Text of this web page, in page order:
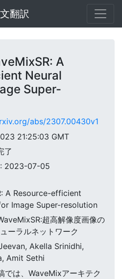
翻訳
A
Neural
Super-
abs/2307.00430v1
21:25:03 GMT
了
: 2023-07-05
A Resource-efficient
Image Super-resolution
超高解像度画像の
ーラルネットワーク
Akella Srinidhi,
Amit Sethi
では、WaveMixアーキテク